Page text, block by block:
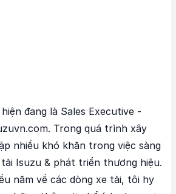
đang là Sales Executive -
Trong quá trình xây
nhiều khó khăn trong việc sàng
Isuzu & phát triển thương hiệu.
năm về các dòng xe tải, tôi hy